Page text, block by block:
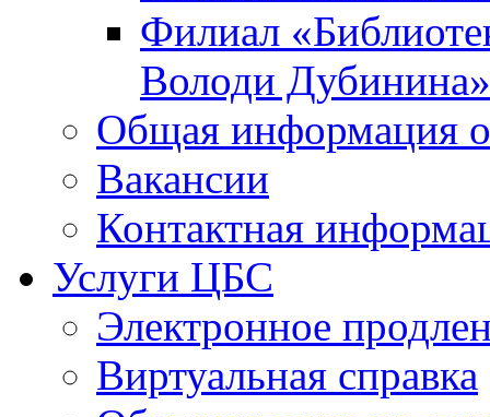
Филиал
Володи Дубинина»
Общая информация
Вакансии
Контактная
Услуги ЦБС
Электронное
Виртуальная справка